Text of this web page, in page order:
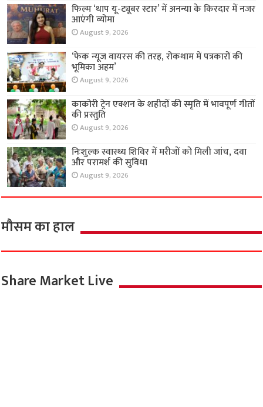
फिल्म ‘थाप यू-ट्यूबर स्टार’ में अनन्या के किरदार में नजर
आएंगी व्योमा
August 9, 2026
‘फेक न्यूज वायरस की तरह, रोकथाम में पत्रकारों की
भूमिका अहम’
August 9, 2026
काकोरी ट्रेन एक्शन के शहीदों की स्मृति में भावपूर्ण गीतों
की प्रस्तुति
August 9, 2026
निःशुल्क स्वास्थ्य शिविर में मरीजों को मिली जांच, दवा
और परामर्श की सुविधा
August 9, 2026
मौसम का हाल
Share Market Live